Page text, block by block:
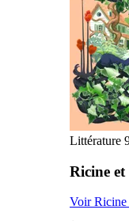
Littérature
Ricine et
Voir Ricine